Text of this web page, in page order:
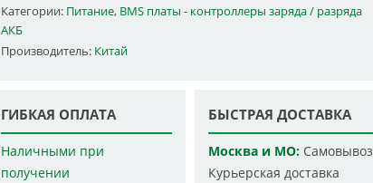
Категории: Питание, BMS платы - контроллеры заряда / разряда
АКБ
Производитель: Китай
ГИБКАЯ ОПЛАТА
Наличными при
получении
БЫСТРАЯ ДОСТАВКА
Москва и МО:Самовывоз
Курьерская доставка